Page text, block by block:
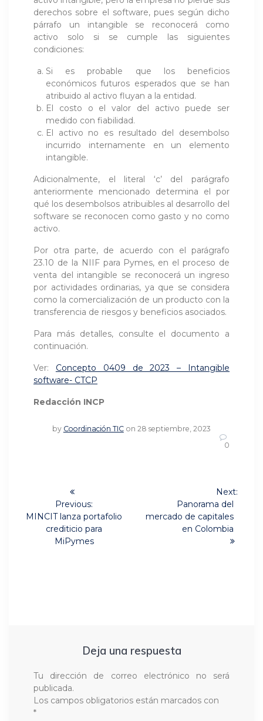
derechos sobre el software, pues según dicho
párrafo un intangible se reconocerá como
activo solo si se cumple las siguientes
condiciones:
Si es probable que los beneficios
económicos futuros esperados que se han
atribuido al activo fluyan a la entidad.
El costo o el valor del activo puede ser
medido con fiabilidad.
El activo no es resultado del desembolso
incurrido internamente en un elemento
intangible.
Adicionalmente, el literal ‘c’ del parágrafo
anteriormente mencionado determina el por
qué los desembolsos atribuibles al desarrollo del
software se reconocen como gasto y no como
activo.
Por otra parte, de acuerdo con el parágrafo
23.10 de la NIIF para Pymes, en el proceso de
venta del intangible se reconocerá un ingreso
por actividades ordinarias, ya que se considera
como la comercialización de un producto con la
transferencia de riesgos y beneficios asociados.
Para más detalles, consulte el documento a
continuación.
Ver: Concepto 0409 de 2023 – Intangible
software- CTCP
Redacción INCP
by Coordinación TIC on 28 septiembre, 2023
0
Navegación
de
entradas
Previous:
Previous
MINCIT lanza portafolio
crediticio para
MiPymes
Next:
post:
Panorama del
mercado de capitales
en Colombia
Deja una respuesta
Tu dirección de correo electrónico no será
publicada.
Los campos obligatorios están marcados con
*